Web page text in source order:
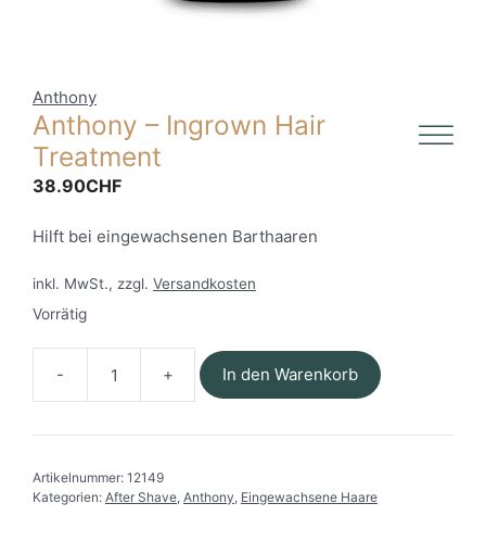
Anthony
Anthony – Ingrown Hair
Treatment
38.90CHF
Hilft bei eingewachsenen Barthaaren
inkl. MwSt., zzgl. Versandkosten
Vorrätig
Anthony
-
Ingrown
Menge
In den Warenkorb
Artikelnummer: 12149
Kategorien: After Shave, Anthony, Eingewachsene Haare